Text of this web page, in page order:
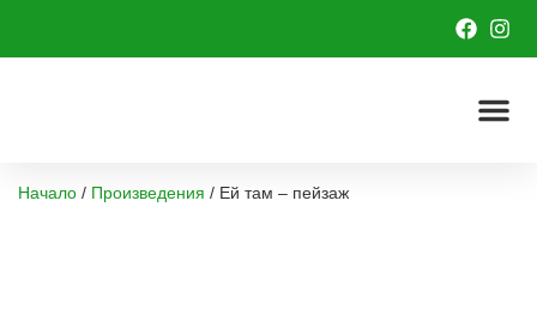
Начало / Произведения / Ей там – пейзаж